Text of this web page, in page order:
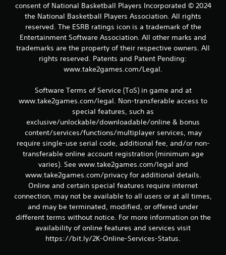
consent of National Basketball Players Incorporated © 2024
the National Basketball Players Association. All rights
reserved. The ESRB ratings icon is a trademark of the
Entertainment Software Association. All other marks and
trademarks are the property of their respective owners. All
rights reserved. Patents and Patent Pending:
www.take2games.com/Legal.
Software Terms of Service (ToS) in game and at
www.take2games.com/legal. Non-transferable access to
special features, such as
exclusive/unlockable/downloadable/online & bonus
content/services/functions/multiplayer services, may
require single-use serial code, additional fee, and/or non-
transferable online account registration (minimum age
varies). See www.take2games.com/legal and
www.take2games.com/privacy for additional details.
Online and certain special features require internet
connection, may not be available to all users or at all times,
and may be terminated, modified, or offered under
different terms without notice. For more information on the
availability of online features and services visit
https://bit.ly/2K-Online-Services-Status.